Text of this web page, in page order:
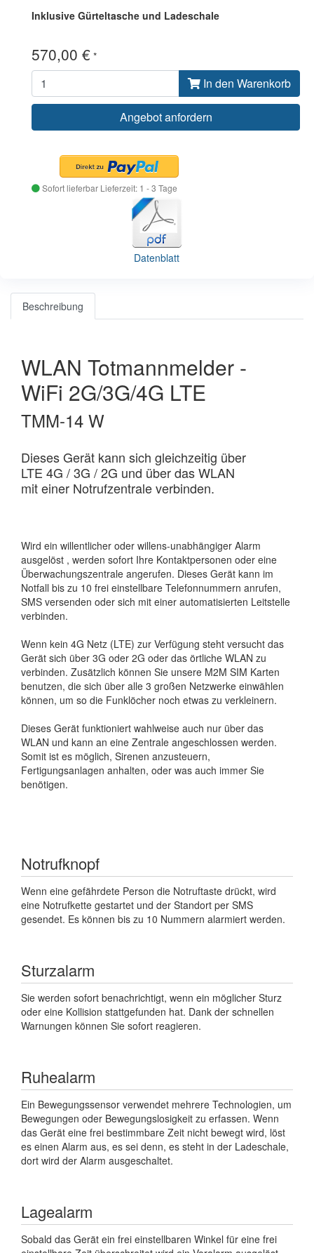
Inklusive Gürteltasche und Ladeschale
570,00 € *
In den Warenkorb
Angebot anfordern
Sofort lieferbar Lieferzeit: 1 - 3 Tage
Datenblatt
Beschreibung
WLAN Totmannmelder -
WiFi 2G/3G/4G LTE
TMM-14 W
Dieses Gerät kann sich gleichzeitig über
LTE 4G / 3G / 2G und über das WLAN
mit einer Notrufzentrale verbinden.
Wird ein willentlicher oder willens-unabhängiger Alarm
ausgelöst , werden sofort Ihre Kontaktpersonen oder eine
Überwachungszentrale angerufen. Dieses Gerät kann im
Notfall bis zu 10 frei einstellbare Telefonnummern anrufen,
SMS versenden oder sich mit einer automatisierten Leitstelle
verbinden.
Wenn kein 4G Netz (LTE) zur Verfügung steht versucht das
Gerät sich über 3G oder 2G oder das örtliche WLAN zu
verbinden. Zusätzlich können Sie unsere M2M SIM Karten
benutzen, die sich über alle 3 großen Netzwerke einwählen
können, um so die Funklöcher noch etwas zu verkleinern.
Dieses Gerät funktioniert wahlweise auch nur über das
WLAN und kann an eine Zentrale angeschlossen werden.
Somit ist es möglich, Sirenen anzusteuern,
Fertigungsanlagen anhalten, oder was auch immer Sie
benötigen.
Notrufknopf
Wenn eine gefährdete Person die Notruftaste drückt, wird
eine Notrufkette gestartet und der Standort per SMS
gesendet. Es können bis zu 10 Nummern alarmiert werden.
Sturzalarm
Sie werden sofort benachrichtigt, wenn ein möglicher Sturz
oder eine Kollision stattgefunden hat. Dank der schnellen
Warnungen können Sie sofort reagieren.
Ruhealarm
Ein Bewegungssensor verwendet mehrere Technologien, um
Bewegungen oder Bewegungslosigkeit zu erfassen. Wenn
das Gerät eine frei bestimmbare Zeit nicht bewegt wird, löst
es einen Alarm aus, es sei denn, es steht in der Ladeschale,
dort wird der Alarm ausgeschaltet.
Lagealarm
Sobald das Gerät ein frei einstellbaren Winkel für eine frei